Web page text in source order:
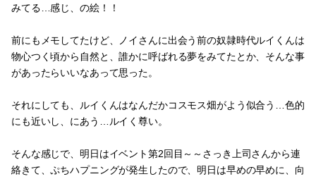
みてる…感じ、の絵！！
前にもメモしてたけど、ノイさんに出会う前の奴隷時代ルイくんは
物心つく頃から自然と、誰かに呼ばれる夢をみてたとか、そんな事
があったらいいなあって思った。
それにしても、ルイくんはなんだかコスモス畑がよう似合う…色的
にも近いし、にあう…ルイく尊い。
そんな感じで、明日はイベント第2回目～～さっき上司さんから連
絡きて、ぷちハプニングが発生したので、明日は早めの早めに、向